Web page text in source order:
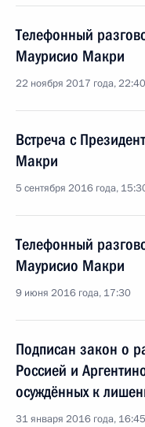
Телефонный
Маурисио Макри
22 ноября 2017 года, 22:40
Встреча с
Макри
5 сентября 2016 года,
Телефонный
Маурисио Макри
9 июня 2016 года, 17:30
Подписан закон о
Россией и
осуждённых к
31 января 2016 года, 16:45